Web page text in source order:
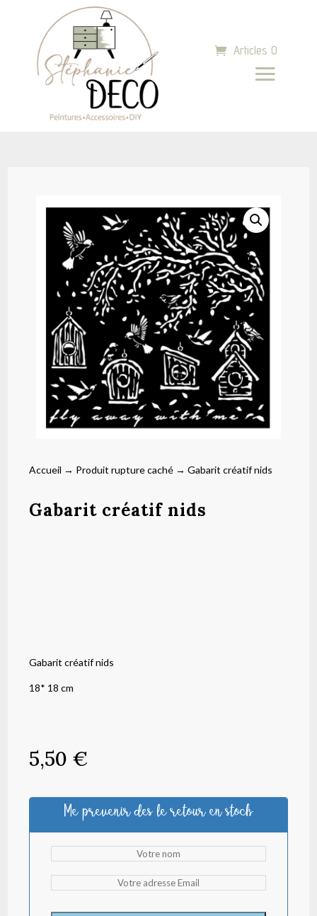
Articles 0
Accueil → Produit rupture caché → Gabarit créatif nids
Gabarit créatif nids
Gabarit créatif nids
18* 18 cm
5,50 €
Me prevenir des le retour en stock